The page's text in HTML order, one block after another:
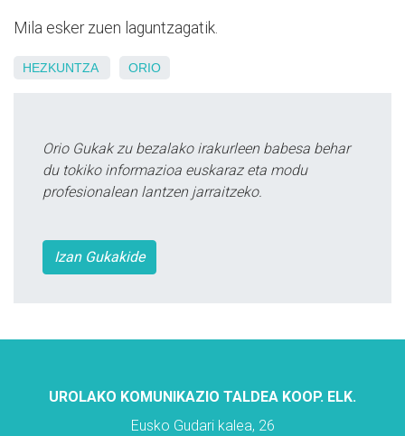
Mila esker zuen laguntzagatik.
HEZKUNTZA ORIO
Orio Gukak zu bezalako irakurleen babesa behar
du tokiko informazioa euskaraz eta modu
profesionalean lantzen jarraitzeko.
Izan Gukakide
UROLAKO KOMUNIKAZIO TALDEA KOOP. ELK.
Eusko Gudari kalea, 26